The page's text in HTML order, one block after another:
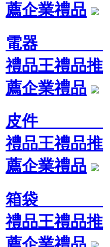
薦企業禮品
電器
禮品王禮品推
薦企業禮品
皮件
禮品王禮品推
薦企業禮品
箱袋
禮品王禮品推